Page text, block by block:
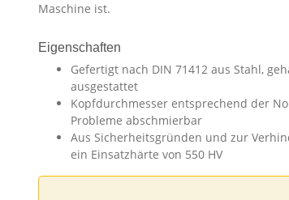
Maschine ist.
Eigenschaften
Gefertigt nach DIN 71412 aus Stahl,
ausgestattet
Kopfdurchmesser entsprechend der
Probleme abschmierbar
Aus Sicherheitsgründen und zur
ein Einsatzhärte von 550 HV